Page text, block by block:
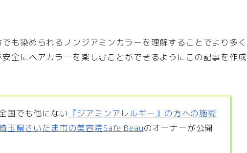
も染められるノンジアミンカラーを理解することでより多く
全にヘアカラーを楽しむことができるようにこの記事を作成
国でも他にない 『ジアミンアレルギー』の方への施術
玉県さいたま市の美容院Safe Beauのオーナーが公開